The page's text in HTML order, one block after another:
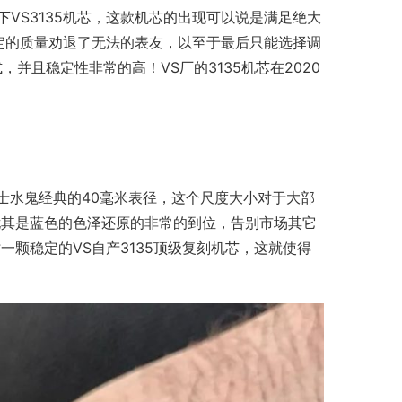
VS3135机芯，这款机芯的出现可以说是满足绝大
质量劝退了无法的表友，以至于最后只能选择调
并且稳定性非常的高！VS厂的3135机芯在2020
鬼经典的40毫米表径，这个尺度大小对于大部
是蓝色的色泽还原的非常的到位，告别市场其它
颗稳定的VS自产3135顶级复刻机芯，这就使得